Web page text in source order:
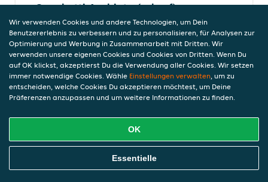
Spaghetti Arabiate (scharf)
mit Oliven, Peperoni, Tomatensauce,
Knoblauch, Kapern und scharfem Chili
7,50 €
inkl. Pfand (0,00 €)
mit Putenfleisch, Bolognese, Sahnesauce,
Broccoli, Paprika, Ei und Käse überbacken
Online Essen Bestellen
Wir verwenden Cookies und andere Technologien, um Dein
Benutzererlebnis zu verbessern und zu personalisieren, für Analysen zur
Optimierung und Werbung in Zusammenarbeit mit Dritten. Wir
verwenden unsere eigenen Cookies und Cookies von Dritten. Wenn Du
auf OK klickst, akzeptierst Du die Verwendung aller Cookies. Wir setzen
immer notwendige Cookies. Wähle Einstellungen verwalten, um zu
entscheiden, welche Cookies Du akzeptieren möchtest, um Deine
Präferenzen anzupassen und um weitere Informationen zu finden.
OK
Essentielle